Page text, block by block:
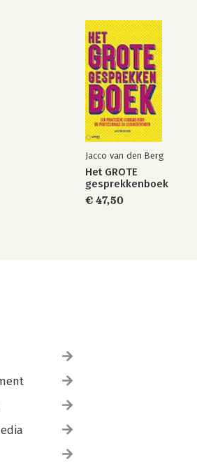
Jacco van den Berg
Het GROTE
gesprekkenboek
€ 47,50